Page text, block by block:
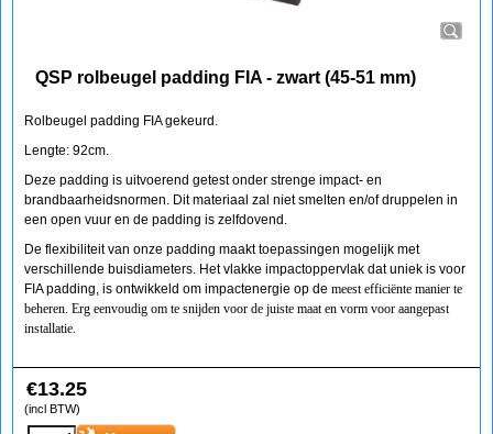
QSP rolbeugel padding FIA - zwart (45-51 mm)
Rolbeugel padding FIA gekeurd.
Lengte: 92cm.
Deze padding is uitvoerend getest onder strenge impact- en
brandbaarheidsnormen. Dit materiaal zal niet smelten en/of druppelen in
een open vuur en de padding is zelfdovend.
De flexibiliteit van onze padding maakt toepassingen mogelijk met
verschillende buisdiameters. Het vlakke impactoppervlak dat uniek is voor
FIA padding, is ontwikkeld om impactenergie op de meest efficiënte manier te
beheren. Erg eenvoudig om te snijden voor de juiste maat en vorm voor aangepast
installatie.
€13.25
(incl BTW)